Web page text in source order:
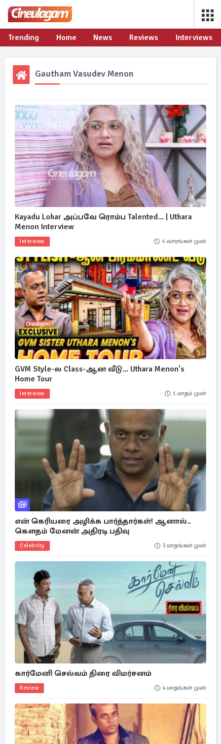
Trending Home News Reviews Interviews
Gautham Vasudev Menon
Kayadu Lohar அப்பவே ரொம்ப Talented... | Uthara
Menon Interview
Interview 4 வாரங்கள் முன்
GVM Style-ல Class-ஆன வீடு... Uthara Menon's
Home Tour
Interview 1 மாதம் முன்
என் கெரியரை அழிக்க பார்த்தார்கள்! ஆனால்..
கௌதம் மேனன் அதிரடி பதிவு
Celebrity 3 மாதங்கள் முன்
கார்மேனி செல்வம் திரை விமர்சனம்
Review 4 மாதங்கள் முன்